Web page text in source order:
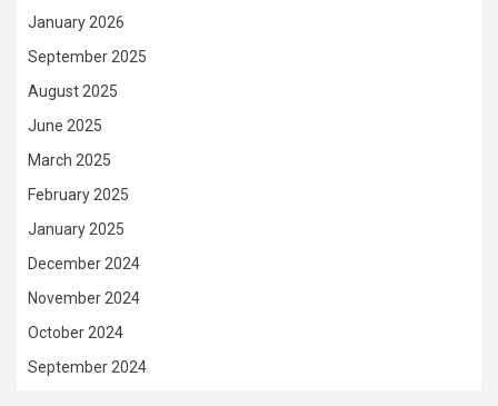
January 2026
September 2025
August 2025
June 2025
March 2025
February 2025
January 2025
December 2024
November 2024
October 2024
September 2024